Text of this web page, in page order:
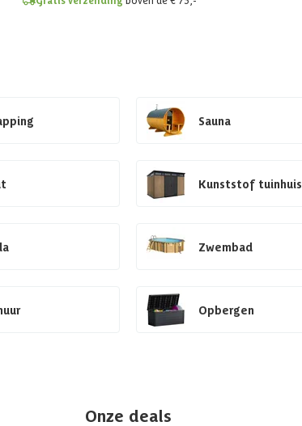
Sauna
Kunststof tuinhuis
Zwembad
Opbergen
Onze deals